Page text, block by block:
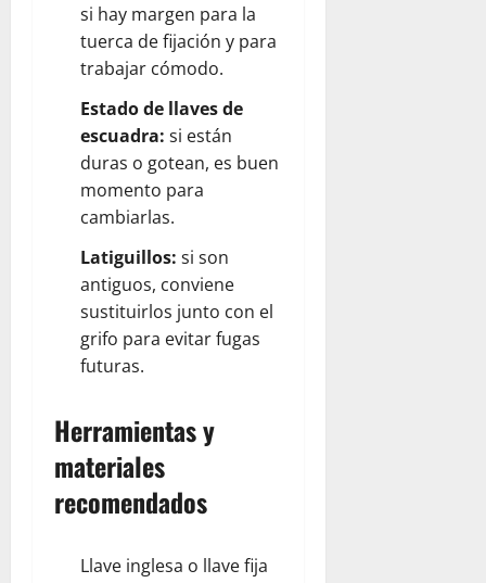
si hay margen para la
tuerca de fijación y para
trabajar cómodo.
Estado de llaves de
escuadra: si están
duras o gotean, es buen
momento para
cambiarlas.
Latiguillos: si son
antiguos, conviene
sustituirlos junto con el
grifo para evitar fugas
futuras.
Herramientas y
materiales
recomendados
Llave inglesa o llave fija